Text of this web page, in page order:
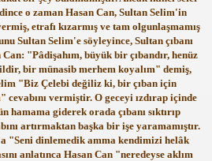
o zaman Hasan Can, Sultan Selim'in
etrafı kızarmış ve tam olgunlaşmamış
Sultan Selim'e söyleyince, Sultan çıbanı
Can: "Pâdişahım, büyük bir çıbandır, henüz
bir münasib merhem koyalım" demiş,
"Biz Çelebi değiliz ki, bir çıban için
vermiştir. O geceyi ızdırap içinde
hamama giderek orada çıbanı sıktırıp
artırmaktan başka bir işe yaramamıştır.
"Seni dinlemedik amma kendimizi helâk
anlatınca Hasan Can "neredeyse aklım